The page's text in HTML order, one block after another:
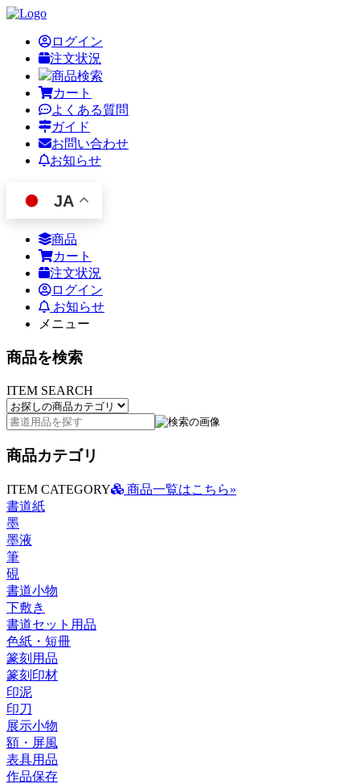
ログイン
注文状況
商品検索
カート
よくある質問
ガイド
お問い合わせ
お知らせ
JA
商品
カート
注文状況
ログイン
お知らせ
メニュー
商品を検索
ITEM SEARCH
商品カテゴリ
ITEM CATEGORY
商品一覧はこちら»
書道紙
墨
墨液
筆
硯
書道小物
下敷き
書道セット用品
色紙・短冊
篆刻用品
篆刻印材
印泥
印刀
展示小物
額・屏風
表具用品
作品保存